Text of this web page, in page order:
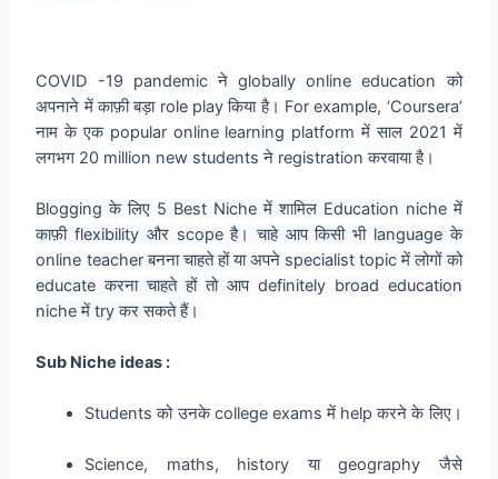
COVID -19 pandemic ने globally online education को
अपनाने में काफ़ी बड़ा role play किया है। For example, ‘Coursera’
नाम के एक popular online learning platform में साल 2021 में
लगभग 20 million new students ने registration करवाया है।
Blogging के लिए 5 Best Niche में शामिल Education niche में
काफ़ी flexibility और scope है। चाहे आप किसी भी language के
online teacher बनना चाहते हों या अपने specialist topic में लोगों को
educate करना चाहते हों तो आप definitely broad education
niche में try कर सकते हैं।
Sub Niche ideas :
Students को उनके college exams में help करने के लिए।
Science, maths, history या geography जैसे